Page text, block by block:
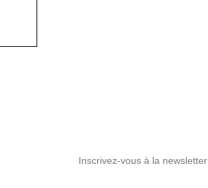
Inscrivez-vous à la newsletter